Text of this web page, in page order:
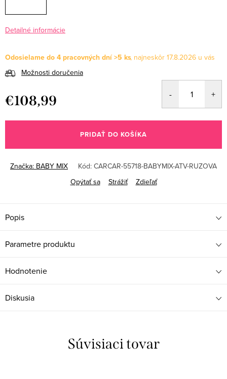
Detailné informácie
Odosielame do 4 pracovných dní>5 ks
17.8.2026
Možnosti doručenia
€108,99
cena:
PRIDAŤ DO KOŠÍKA
Značka: BABY MIX Kód: CARCAR-55718-BABYMIX-ATV-RUZOVA
Opýtať sa
Strážiť Zdieľať
Popis
Parametre produktu
Hodnotenie
Diskusia
Súvisiaci tovar